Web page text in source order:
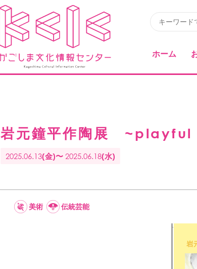
ホーム
岩元鐘平作陶展
2025.06.13(金)〜 2025.06.18(水)
美術 伝統芸能